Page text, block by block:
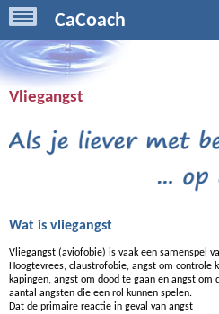
CaCoach
Vliegangst
Wat is vliegangst
Vliegangst (aviofobie) is vaak een samenspel
Hoogtevrees, claustrofobie, angst om controle
kapingen, angst om dood te gaan en angst
aantal angsten die een rol kunnen spelen.
Dat de primaire reactie in geval van angst